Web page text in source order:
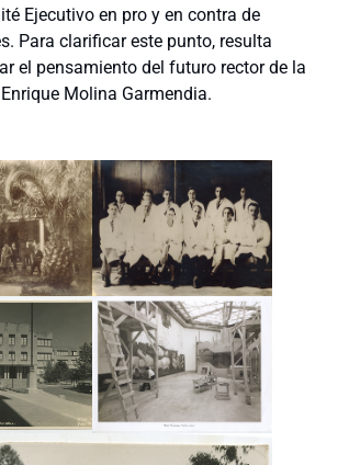
Ejecutivo en pro y en contra de
Para clarificar este punto, resulta
el pensamiento del futuro rector de la
Molina Garmendia.